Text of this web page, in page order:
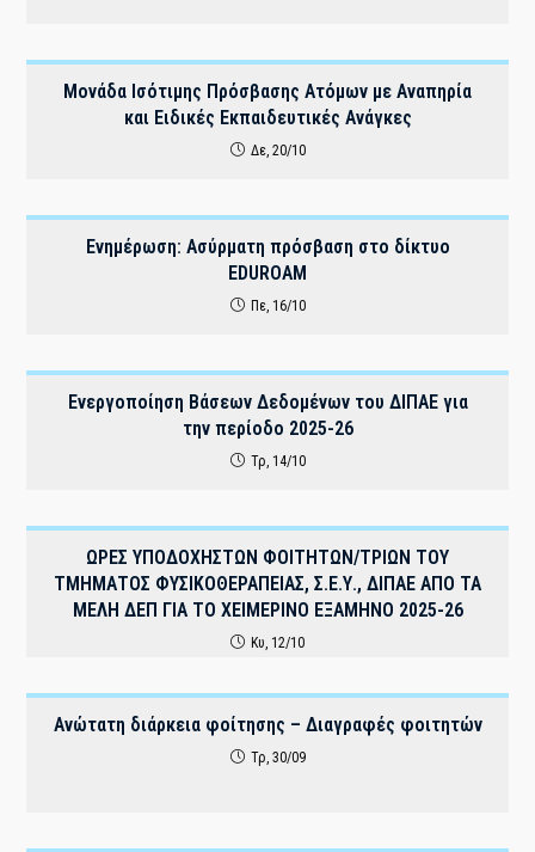
Μονάδα Ισότιμης Πρόσβασης Ατόμων με Αναπηρία
και Ειδικές Εκπαιδευτικές Ανάγκες
Δε, 20/10
Ενημέρωση: Ασύρματη πρόσβαση στο δίκτυο
EDUROAM
Πε, 16/10
Ενεργοποίηση Βάσεων Δεδομένων του ΔΙΠΑΕ για
την περίοδο 2025-26
Τρ, 14/10
ΩΡΕΣ ΥΠΟΔΟΧΗΣΤΩΝ ΦΟΙΤΗΤΩΝ/ΤΡΙΩΝ ΤΟΥ
ΤΜΗΜΑΤΟΣ ΦΥΣΙΚΟΘΕΡΑΠΕΙΑΣ, Σ.Ε.Υ., ΔΙΠΑΕ ΑΠΟ ΤΑ
ΜΕΛΗ ΔΕΠ ΓΙΑ ΤΟ ΧΕΙΜΕΡΙΝΟ ΕΞΑΜΗΝΟ 2025-26
Κυ, 12/10
Ανώτατη διάρκεια φοίτησης – Διαγραφές φοιτητών
Τρ, 30/09